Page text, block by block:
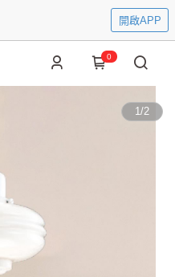
開啟APP
0
1/2